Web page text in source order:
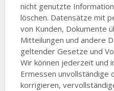
nicht genutzte
löschen. Datensätze mit
von Kunden, Dokumente
Mitteilungen und andere
geltender Gesetze und
Wir können jederzeit und
Ermessen unvollständige
korrigieren,